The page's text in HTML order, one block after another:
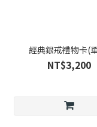
經典銀戒禮物卡(
NT$3,200